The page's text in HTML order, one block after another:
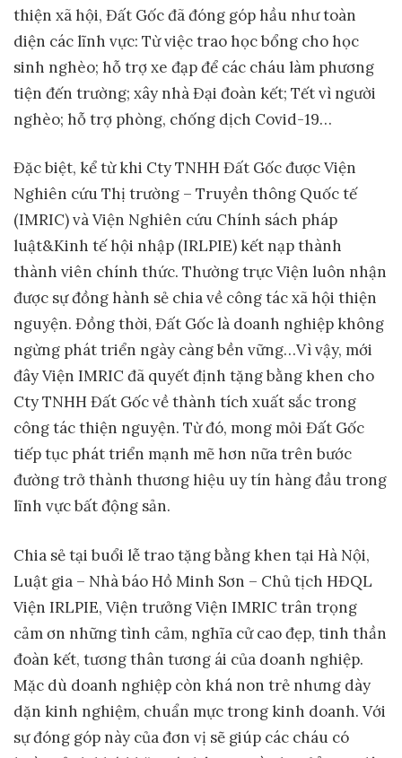
thiện xã hội, Đất Gốc đã đóng góp hầu như toàn
diện các lĩnh vực: Từ việc trao học bổng cho học
sinh nghèo; hỗ trợ xe đạp để các cháu làm phương
tiện đến trường; xây nhà Đại đoàn kết; Tết vì người
nghèo; hỗ trợ phòng, chống dịch Covid-19…
Đặc biệt, kể từ khi Cty TNHH Đất Gốc được Viện
Nghiên cứu Thị trường – Truyền thông Quốc tế
(IMRIC) và Viện Nghiên cứu Chính sách pháp
luật&Kinh tế hội nhập (IRLPIE) kết nạp thành
thành viên chính thức. Thường trực Viện luôn nhận
được sự đồng hành sẻ chia về công tác xã hội thiện
nguyện. Đồng thời, Đất Gốc là doanh nghiệp không
ngừng phát triển ngày càng bền vững…Vì vậy, mới
đây Viện IMRIC đã quyết định tặng bằng khen cho
Cty TNHH Đất Gốc về thành tích xuất sắc trong
công tác thiện nguyện. Từ đó, mong mỏi Đất Gốc
tiếp tục phát triển mạnh mẽ hơn nữa trên bước
đường trở thành thương hiệu uy tín hàng đầu trong
lĩnh vực bất động sản.
Chia sẻ tại buổi lễ trao tặng bằng khen tại Hà Nội,
Luật gia – Nhà báo Hồ Minh Sơn – Chủ tịch HĐQL
Viện IRLPIE, Viện trưởng Viện IMRIC trân trọng
cảm ơn những tình cảm, nghĩa cử cao đẹp, tinh thần
đoàn kết, tương thân tương ái của doanh nghiệp.
Mặc dù doanh nghiệp còn khá non trẻ nhưng dày
dặn kinh nghiệm, chuẩn mực trong kinh doanh. Với
sự đóng góp này của đơn vị sẽ giúp các cháu có